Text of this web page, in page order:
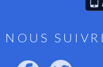
NOUS